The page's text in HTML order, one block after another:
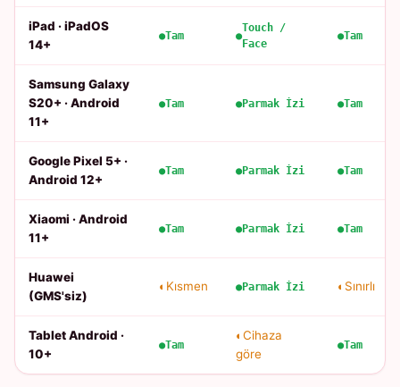
iPad · iPadOS
14+
Tam
Touch /
Face
Tam
Samsung Galaxy
S20+ · Android
11+
Tam Parmak İzi Tam
Google Pixel 5+ ·
Android 12+
Tam Parmak İzi Tam
Xiaomi · Android
11+
Tam Parmak İzi Tam
Huawei
(GMS'siz)
Kısmen Parmak İzi Sınırlı
Tablet Android ·
10+
Tam
Cihaza
göre
Tam